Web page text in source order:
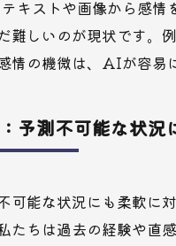
キストや画像から感情
難しいのが現状です。
情の機微は、AIが容易
予測不可能な状況
可能な状況にも柔軟に
たちは過去の経験や直